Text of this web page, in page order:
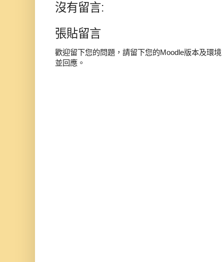
沒有留言:
張貼留言
歡迎留下您的問題，請留下您的Moodle版本及環
並回應。